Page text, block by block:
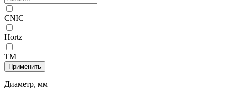
CNIC
Hortz
ТМ
Диаметр, мм